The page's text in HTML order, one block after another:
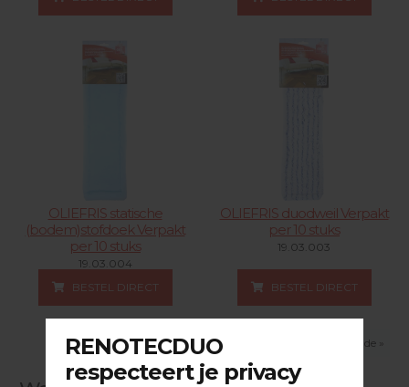
OLIEFRIS statische
(bodem)stofdoek Verpakt
per 10 stuks
19.03.004
BESTEL DIRECT
OLIEFRIS duodweil Verpakt
per 10 stuks
19.03.003
BESTEL DIRECT
2 pagina's - Volgende »